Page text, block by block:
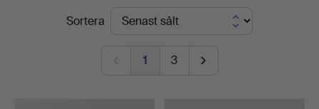
Auktioner
SlutpriserSortera
1 3